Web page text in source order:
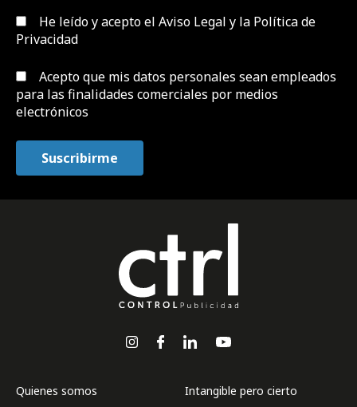
He leído y acepto el Aviso Legal y la Política de
Privacidad
Acepto que mis datos personales sean empleados
para las finalidades comerciales por medios
electrónicos
Quienes somos
Intangible pero cierto